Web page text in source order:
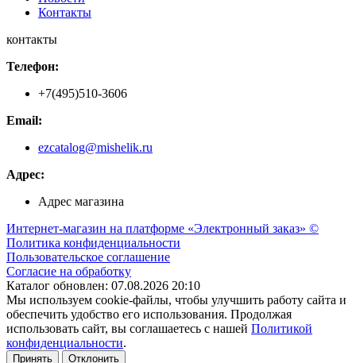
Контакты
контакты
Телефон:
+7(495)510-3606
Email:
ezcatalog@mishelik.ru
Адрес:
Адрес магазина
Интернет-магазин на платформе «Электронный заказ» ©
Политика конфиденциальности
Пользовательское соглашение
Согласие на обработку
Каталог обновлен: 07.08.2026 20:10
Мы используем cookie-файлы, чтобы улучшить работу сайта и
обеспечить удобство его использования. Продолжая
использовать сайт, вы соглашаетесь с нашей Политикой
конфиденциальности.
Принять Отклонить